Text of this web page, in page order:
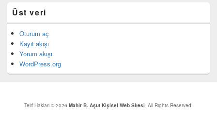
Üst veri
Oturum aç
Kayıt akışı
Yorum akışı
WordPress.org
Telif Hakları © 2026 Mahir B. Aşut Kişisel Web Sitesi. All Rights Reserved.